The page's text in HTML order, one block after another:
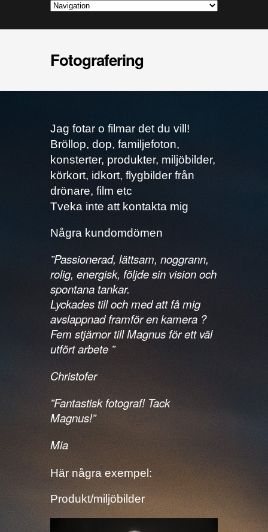
Fotografering
Jag fotar o filmar det du vill!
Bröllop, dop, familjefoton,
konsterter, produkter, miljöbilder,
körkort, idkort, flygbilder från
drönare, film etc
Tveka inte att kontakta mig
Några kundomdömen
”Passionerad, lättsam, noggrann,
rolig, energisk, följde sin vision och
spontana tankar.
Lyckades till och med att få mig
avslappnad framför en kamera ?
Fem stjärnor till Magnus för ett väl
utfört arbete ”
Christofer
”Fantastisk fotograf! Tack
Magnus!”
Mia
Här några exempel:
Produkt/miljöbilder